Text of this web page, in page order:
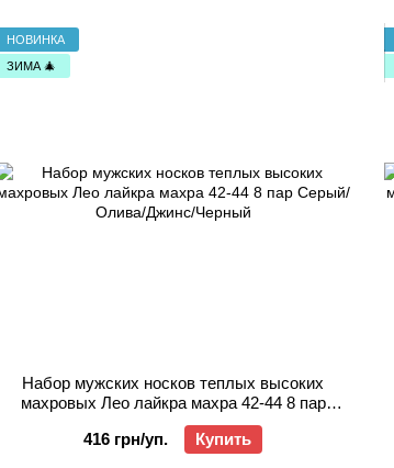
НОВИНКА
ЗИМА 🎄
Набор мужских носков теплых высоких
махровых Лео лайкра махра 42-44 8 пар
Серый/Олива/Джинс/Черный
416 грн/уп.
Купить